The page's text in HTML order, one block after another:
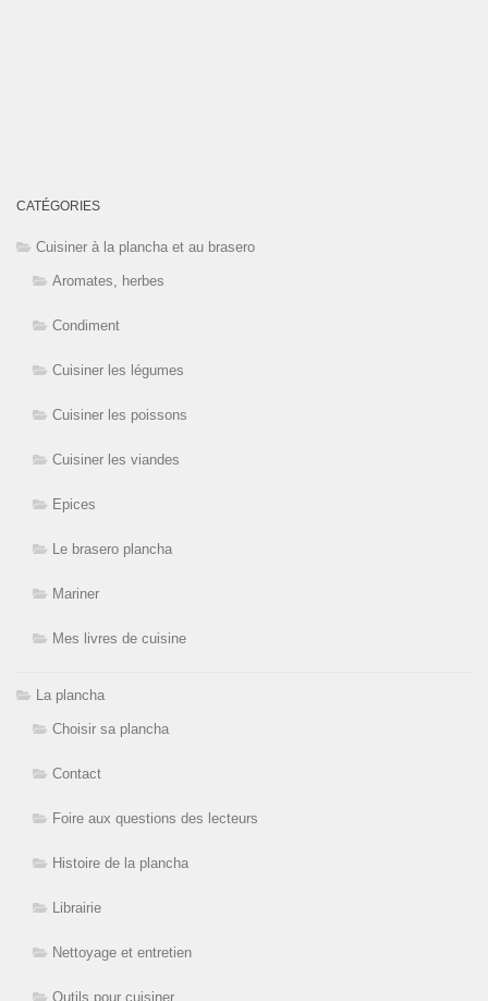
CATÉGORIES
Cuisiner à la plancha et au brasero
Aromates, herbes
Condiment
Cuisiner les légumes
Cuisiner les poissons
Cuisiner les viandes
Epices
Le brasero plancha
Mariner
Mes livres de cuisine
La plancha
Choisir sa plancha
Contact
Foire aux questions des lecteurs
Histoire de la plancha
Librairie
Nettoyage et entretien
Outils pour cuisiner